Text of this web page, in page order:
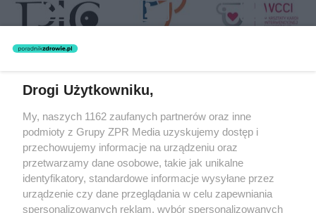
Żaden utwór zamieszczony w serwisie nie może być powielany i
rozpowszechniany lub dalej rozpowszechniany w jakikolwiek sposób
(w tym także elektroniczny lub mechaniczny) na jakimkolwiek polu
eksploatacji w jakiejkolwiek formie, włącznie z umieszczaniem w
Internecie bez pisemnej zgody właściciela praw. Jakiekolwiek użycie
lub wykorzystanie utworów w całości lub w części z naruszeniem
prawa, tzn. bez właściwej zgody, jest zabronione pod groźbą kary i
może być ścigane prawnie.
Drogi Użytkowniku,
My, naszych 1162 zaufanych partnerów oraz inne
podmioty z Grupy ZPR Media uzyskujemy dostęp i
przechowujemy informacje na urządzeniu oraz
przetwarzamy dane osobowe, takie jak unikalne
identyfikatory, standardowe informacje wysyłane przez
urządzenie czy dane przeglądania w celu zapewniania
spersonalizowanych reklam, wybór spersonalizowanych